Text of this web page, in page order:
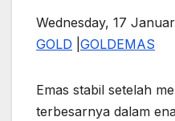
Wednesday, 17
GOLD GOLDEMAS
Emas stabil setelah
terbesarnya dalam